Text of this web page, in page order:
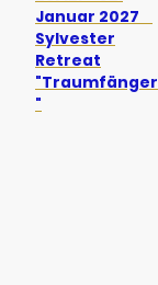
Januar 2027
Sylvester
Retreat
"Traumfänger
"